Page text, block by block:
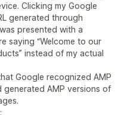
Clicking my Google
generated through
presented with a
saying “Welcome to our
instead of my actual
Google recognized AMP
generated AMP versions of